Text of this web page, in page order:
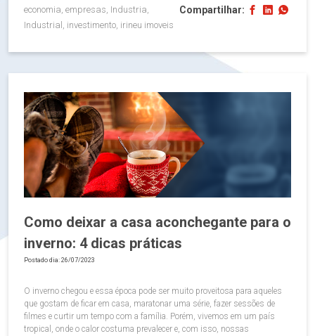
economia, empresas, Industria,
Industrial, investimento, irineu imoveis
Compartilhar:
Como deixar a casa aconchegante para o
inverno: 4 dicas práticas
Postado dia: 26/07/2023
O inverno chegou e essa época pode ser muito proveitosa para aqueles
que gostam de ficar em casa, maratonar uma série, fazer sessões de
filmes e curtir um tempo com a família. Porém, vivemos em um país
tropical, onde o calor costuma prevalecer e, com isso, nossas